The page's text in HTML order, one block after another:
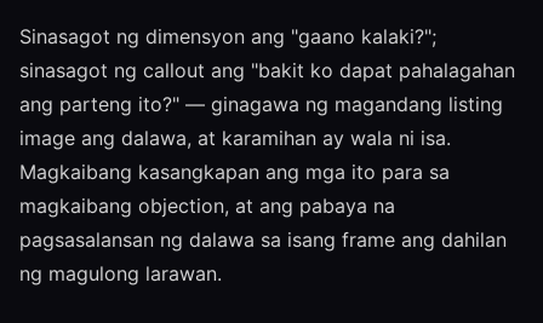
Sinasagot ng dimensyon ang "gaano kalaki?";
sinasagot ng callout ang "bakit ko dapat pahalagahan
ang parteng ito?" — ginagawa ng magandang listing
image ang dalawa, at karamihan ay wala ni isa.
Magkaibang kasangkapan ang mga ito para sa
magkaibang objection, at ang pabaya na
pagsasalansan ng dalawa sa isang frame ang dahilan
ng magulong larawan.